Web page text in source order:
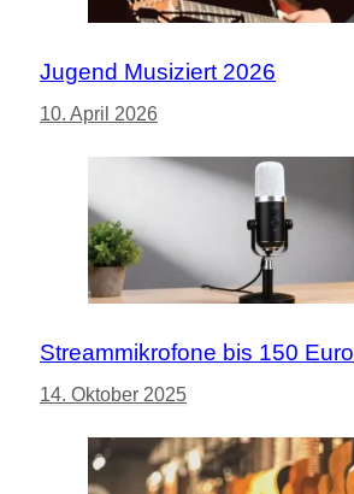
Jugend Musiziert 2026
10. April 2026
Streammikrofone bis 150 Euro
14. Oktober 2025